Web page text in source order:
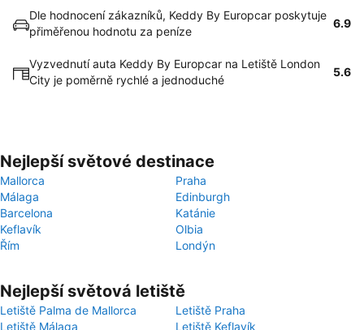
Dle hodnocení zákazníků, Keddy By Europcar poskytuje
přiměřenou hodnotu za peníze
6.9
Vyzvednutí auta Keddy By Europcar na Letiště London
City je poměrně rychlé a jednoduché
5.6
Nejlepší světové destinace
Mallorca
Praha
Málaga
Edinburgh
Barcelona
Katánie
Keflavík
Olbia
Řím
Londýn
Nejlepší světová letiště
Letiště Palma de Mallorca
Letiště Praha
Letiště Málaga
Letiště Keflavík